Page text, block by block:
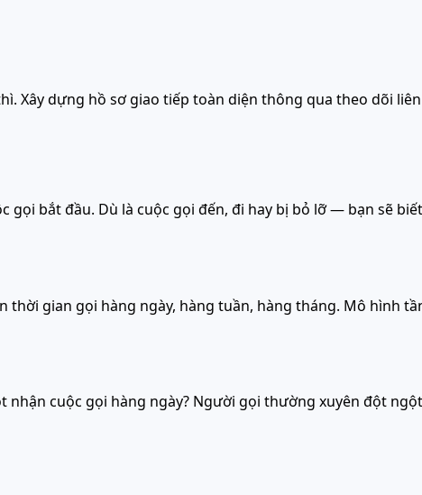
Xây dựng hồ sơ giao tiếp toàn diện thông qua theo dõi
bắt đầu. Dù là cuộc gọi đến, đi hay bị bỏ lỡ — bạn sẽ
thời gian gọi hàng ngày, hàng tuần, hàng tháng. Mô hình
cuộc gọi hàng ngày? Người gọi thường xuyên đột